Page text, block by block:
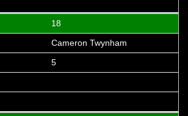
18
Cameron Twynham
5